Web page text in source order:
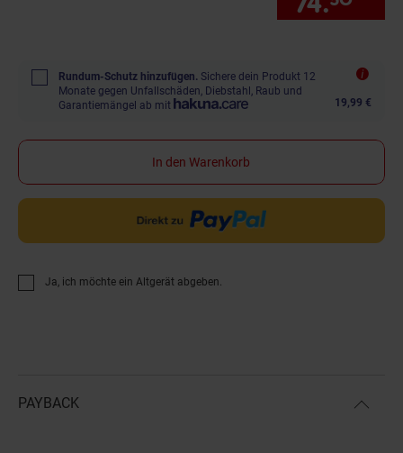
Rundum-Schutz hinzufügen. Sichere dein Produkt 12
Monate gegen Unfallschäden, Diebstahl, Raub und
Garantiemängel ab mit
19,99 €
In den Warenkorb
Ja, ich möchte ein Altgerät abgeben.
PAYBACK